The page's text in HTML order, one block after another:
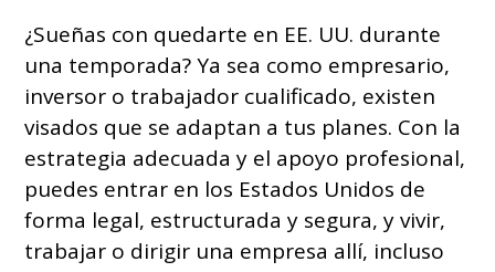
¿Sueñas con quedarte en EE. UU. durante
una temporada? Ya sea como empresario,
inversor o trabajador cualificado, existen
visados que se adaptan a tus planes. Con la
estrategia adecuada y el apoyo profesional,
puedes entrar en los Estados Unidos de
forma legal, estructurada y segura, y vivir,
trabajar o dirigir una empresa allí, incluso